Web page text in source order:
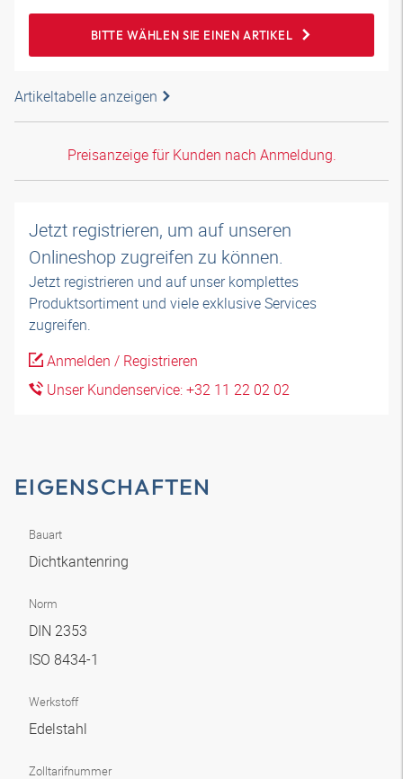
BITTE WÄHLEN SIE EINEN ARTIKEL
Artikeltabelle anzeigen
Preisanzeige für Kunden nach Anmeldung.
Jetzt registrieren, um auf unseren
Onlineshop zugreifen zu können.
Jetzt registrieren und auf unser komplettes
Produktsortiment und viele exklusive Services
zugreifen.
Anmelden / Registrieren
Unser Kundenservice: +32 11 22 02 02
EIGENSCHAFTEN
Bauart
Dichtkantenring
Norm
DIN 2353
ISO 8434-1
Werkstoff
Edelstahl
Zolltarifnummer